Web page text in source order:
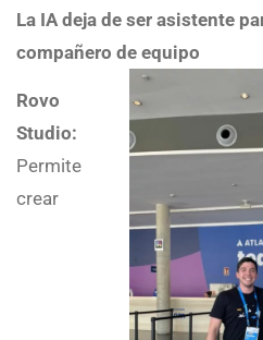
La IA deja de ser asistente
compañero de equipo
Rovo
Studio:
Permite
crear